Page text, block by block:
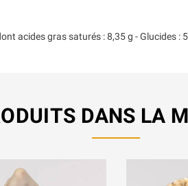
acides gras saturés : 8,35 g - Glucides :
DANS LA